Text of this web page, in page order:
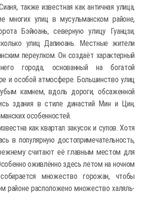
также известная как античная улица,
многих улиц в мусульманском районе,
Бэйюань, северную улицу Гуанцзи,
улиц Дапиюань. Местные жители
переулком. Он создаёт характерный
города, основанный на богатой
и особой атмосфере. Большинство улиц
камнем, вдоль дороги, обсаженной
здания в стиле династий Мин и Цин,
особенностей.
как квартал закусок и супов. Хотя
в популярную достопримечательность,
считают её главным местом для
оживлённо здесь летом на ночном
множество горожан, чтобы
районе расположено множество халяль-